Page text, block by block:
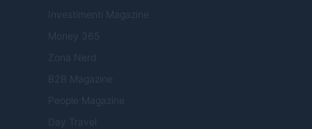
Investimenti Magazine
Money 365
Zona Nerd
B2B Magazine
People Magazine
Day Travel